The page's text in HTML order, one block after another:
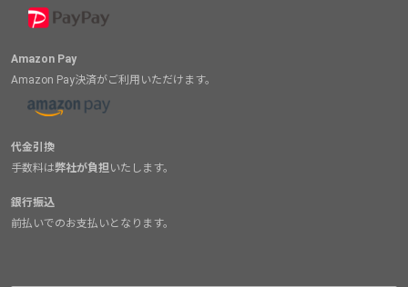
Amazon Pay
Amazon Pay決済がご利用いただけます。
代金引換
手数料は弊社が負担いたします。
銀行振込
前払いでのお支払いとなります。